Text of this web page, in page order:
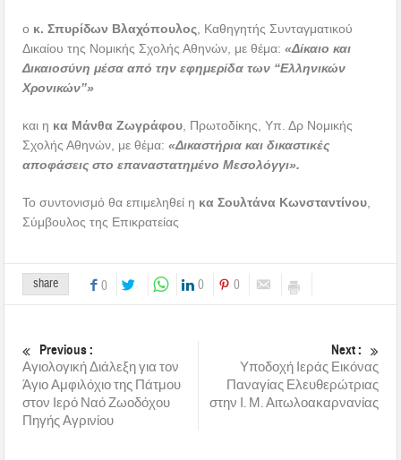
ο κ. Σπυρίδων Βλαχόπουλος, Καθηγητής Συνταγματικού
Δικαίου της Νομικής Σχολής Αθηνών, με θέμα:«Δίκαιο και
Δικαιοσύνη μέσα από την εφημερίδα των “Ελληνικών
Χρονικών”»
και η κα Μάνθα Ζωγράφου, Πρωτοδίκης, Υπ. Δρ Νομικής
Σχολής Αθηνών, με θέμα:«Δικαστήρια και δικαστικές
αποφάσεις στο επαναστατημένο Μεσολόγγι».
Το συντονισμό θα επιμεληθεί η κα Σουλτάνα Κωνσταντίνου,
Σύμβουλος της Επικρατείας
share 0 0 0
Previous :
Αγιολογική Διάλεξη για τον
Άγιο Αμφιλόχιο της Πάτμου
στον Ιερό Ναό Ζωοδόχου
Πηγής Αγρινίου
Next :
Υποδοχή Ιεράς Εικόνας
Παναγίας Ελευθερώτριας
στην Ι. Μ. Αιτωλοακαρνανίας